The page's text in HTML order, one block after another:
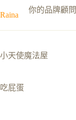
至
主
內
Raina
你的品牌顧問
小天使魔法屋
吃屁蛋